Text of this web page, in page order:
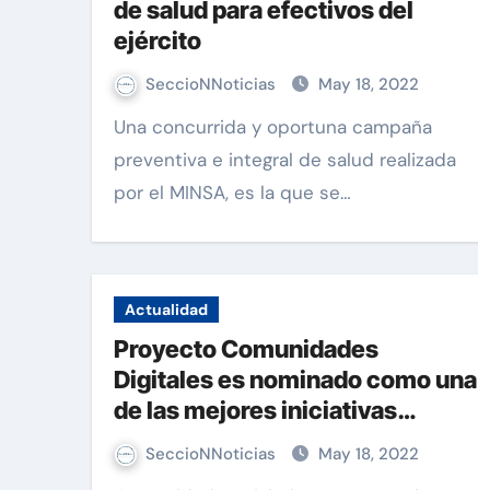
de salud para efectivos del
ejército
SeccioNNoticias May 18, 2022
Una concurrida y oportuna campaña
preventiva e integral de salud realizada
por el MINSA, es la que se…
Actualidad
Proyecto Comunidades
Digitales es nominado como una
de las mejores iniciativas
sociales del 2021
SeccioNNoticias May 18, 2022